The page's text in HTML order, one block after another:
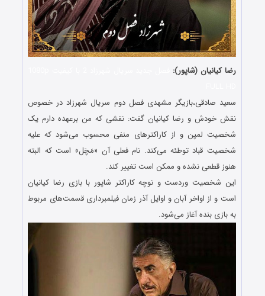
رضا کیانیان (شاپور):
سعید صادقی،بازیگر مشهدی فصل دوم سریال شهرزاد در خصوص
نقش خودش و رضا کیانیان گفت: نقشی که من برعهده دارم یک
شخصیت لمپن و از کاراکترهای منفی محسوب می‌شود که علیه
شخصیت قباد توطئه می‌کند. نام فعلی آن «مَچَل» است که البته
هنوز قطعی نشده و ممکن است تغییر کند.
این شخصیت وردست و نوچه کاراکتر شاپور با بازی رضا کیانیان
است و از اواخر آبان و اوایل آذر زمان فیلمبرداری قسمت‌های مربوط
به بازی بنده آغاز می‌شود.